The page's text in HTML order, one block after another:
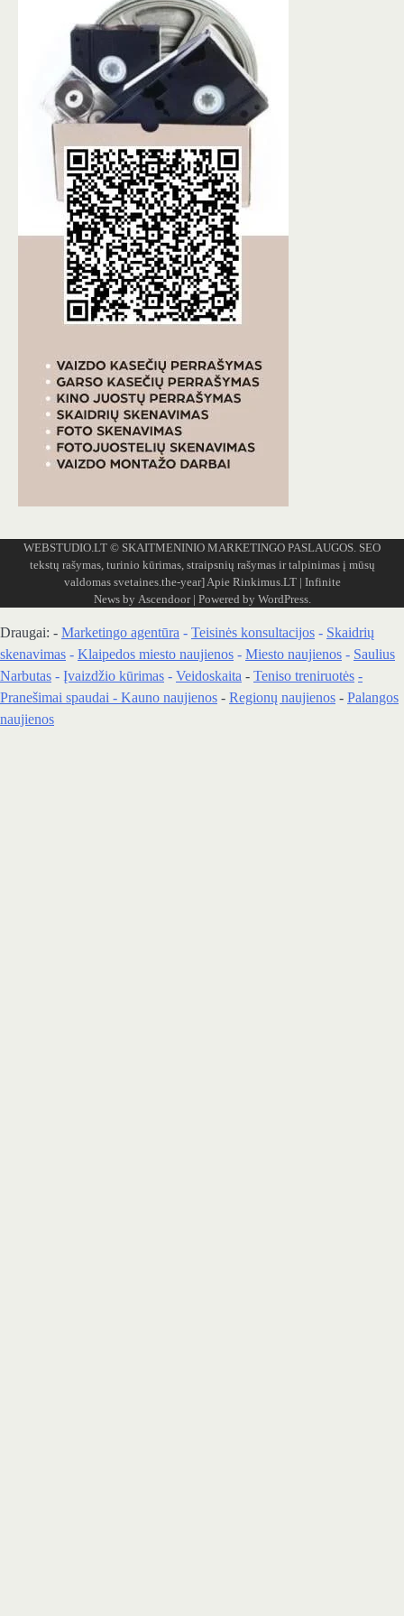
WEBSTUDIO.LT © SKAITMENINIO MARKETINGO PASLAUGOS. SEO
tekstų rašymas, turinio kūrimas, straipsnių rašymas ir talpinimas į mūsų
valdomas svetaines.the-year] Apie Rinkimus.LT| Infinite
News by Ascendoor| Powered by WordPress.
Draugai: - Marketingo agentūra - Teisinės konsultacijos - Skaidrių
skenavimas - Klaipedos miesto naujienos - Miesto naujienos - Saulius
Narbutas - Įvaizdžio kūrimas - Veidoskaita - Teniso treniruotės -
Pranešimai spaudai - Kauno naujienos - Regionų naujienos - Palangos
naujienos